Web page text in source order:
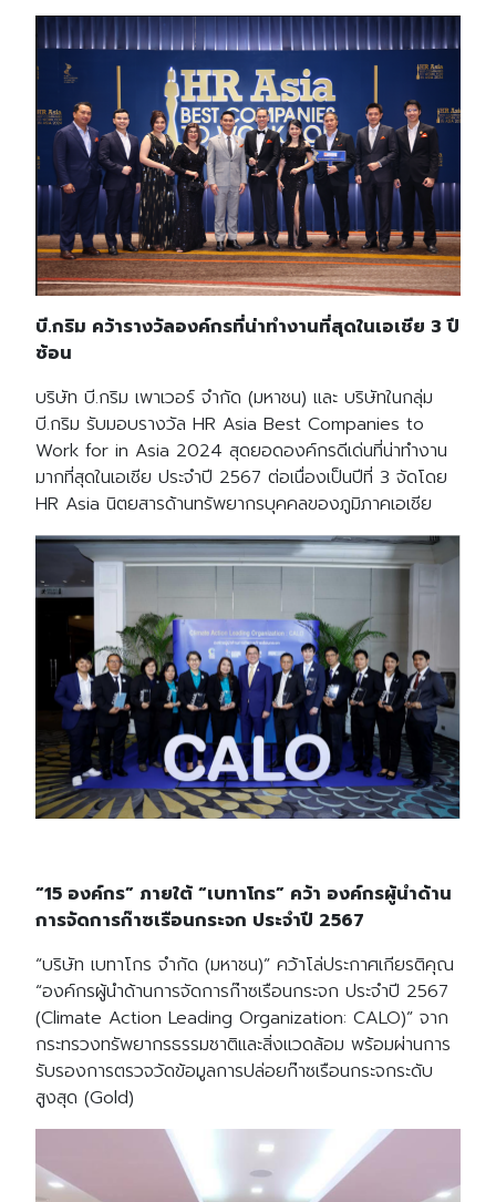
บี.กริม คว้ารางวัลองค์กรที่น่าทำงานที่สุดในเอเชีย 3 ปี
ซ้อน
บริษัท บี.กริม เพาเวอร์ จำกัด (มหาชน) และ บริษัทในกลุ่ม
บี.กริม รับมอบรางวัล HR Asia Best Companies to
Work for in Asia 2024 สุดยอดองค์กรดีเด่นที่น่าทำงาน
มากที่สุดในเอเชีย ประจำปี 2567 ต่อเนื่องเป็นปีที่ 3 จัดโดย
HR Asia นิตยสารด้านทรัพยากรบุคคลของภูมิภาคเอเชีย
“15 องค์กร” ภายใต้ “เบทาโกร” คว้า องค์กรผู้นำด้าน
การจัดการก๊าซเรือนกระจก ประจำปี 2567
“บริษัท เบทาโกร จำกัด (มหาชน)” คว้าโล่ประกาศเกียรติคุณ
“องค์กรผู้นำด้านการจัดการก๊าซเรือนกระจก ประจำปี 2567
(Climate Action Leading Organization: CALO)” จาก
กระทรวงทรัพยากรธรรมชาติและสิ่งแวดล้อม พร้อมผ่านการ
รับรองการตรวจวัดข้อมูลการปล่อยก๊าซเรือนกระจกระดับ
สูงสุด (Gold)